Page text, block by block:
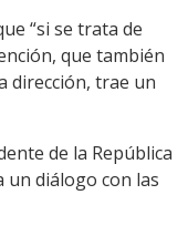
“si se trata de
que también
dirección, trae un
de la República
un diálogo con las